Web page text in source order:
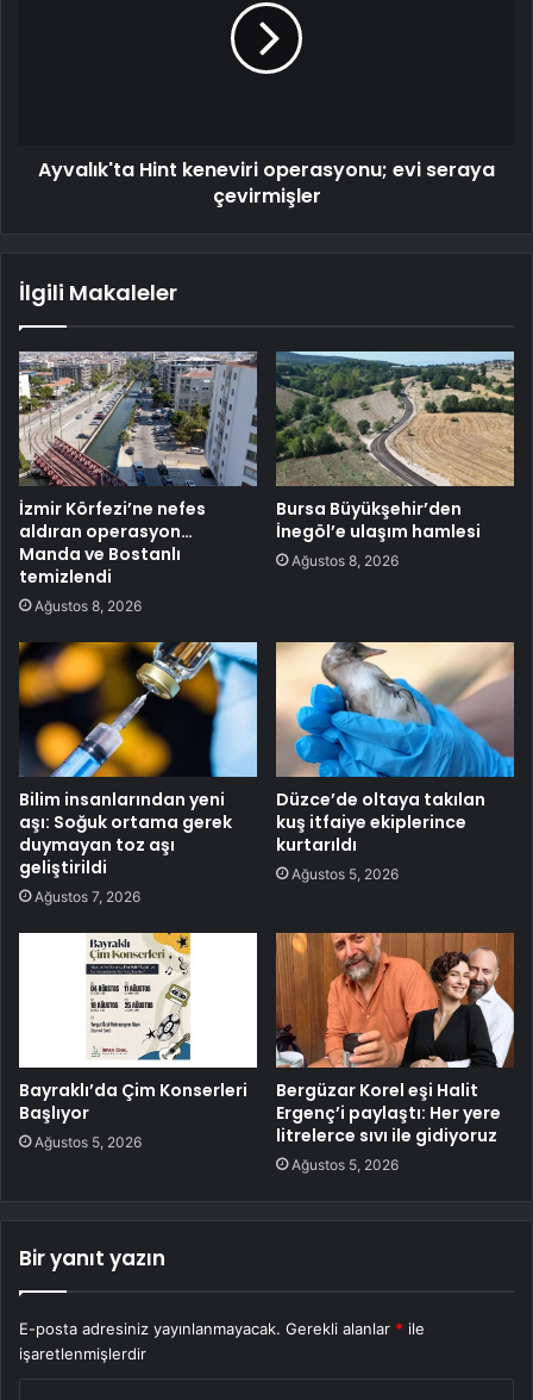
Ayvalık'ta Hint keneviri operasyonu; evi seraya
çevirmişler
İlgili Makaleler
İzmir Körfezi’ne nefes
aldıran operasyon…
Manda ve Bostanlı
temizlendi
Ağustos 8, 2026
Bursa Büyükşehir’den
İnegöl’e ulaşım hamlesi
Ağustos 8, 2026
Bilim insanlarından yeni
aşı: Soğuk ortama gerek
duymayan toz aşı
geliştirildi
Ağustos 7, 2026
Düzce’de oltaya takılan
kuş itfaiye ekiplerince
kurtarıldı
Ağustos 5, 2026
Bayraklı’da Çim Konserleri
Başlıyor
Ağustos 5, 2026
Bergüzar Korel eşi Halit
Ergenç’i paylaştı: Her yere
litrelerce sıvı ile gidiyoruz
Ağustos 5, 2026
Bir yanıt yazın
E-posta adresiniz yayınlanmayacak. Gerekli alanlar * ile
işaretlenmişlerdir